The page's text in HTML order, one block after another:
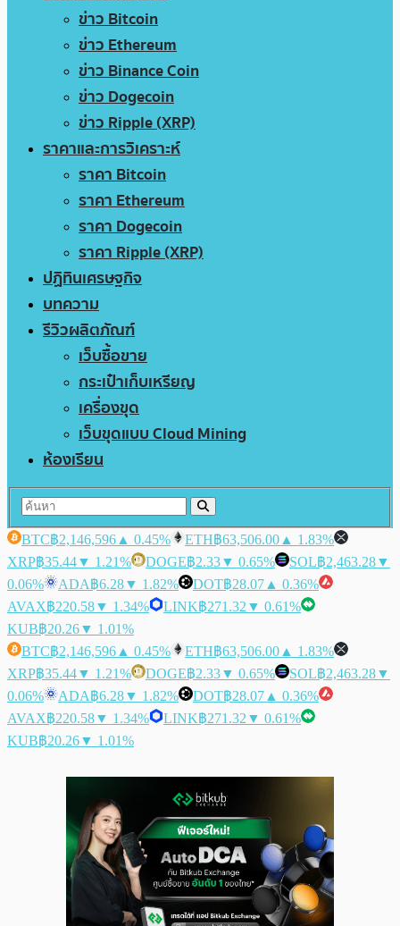
ข่าว Bitcoin
ข่าว Ethereum
ข่าว Binance Coin
ข่าว Dogecoin
ข่าว Ripple (XRP)
ราคาและการวิเคราะห์
ราคา Bitcoin
ราคา Ethereum
ราคา Dogecoin
ราคา Ripple (XRP)
ปฏิทินเศรษฐกิจ
บทความ
รีวิวผลิตภัณฑ์
เว็บซื้อขาย
กระเป๋าเก็บเหรียญ
เครื่องขุด
เว็บขุดแบบ Cloud Mining
ห้องเรียน
BTC฿2,146,596 ▲ 0.45% ETH฿63,506.00 ▲ 1.83%
XRP฿35.44▼ 1.21% DOGE฿2.33▼ 0.65% SOL฿2,463.28▼
0.06%
ADA฿6.28▼ 1.82% DOT฿28.07 ▲ 0.36%
AVAX฿220.58▼ 1.34% LINK฿271.32 ▼ 0.61%
KUB฿20.26▼ 1.01%
BTC฿2,146,596 ▲ 0.45% ETH฿63,506.00 ▲ 1.83%
XRP฿35.44▼ 1.21% DOGE฿2.33▼ 0.65% SOL฿2,463.28▼
0.06%
ADA฿6.28▼ 1.82% DOT฿28.07 ▲ 0.36%
AVAX฿220.58▼ 1.34% LINK฿271.32 ▼ 0.61%
KUB฿20.26▼ 1.01%